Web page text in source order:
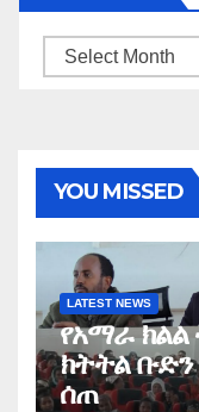
Archives
YOU MISSED
LATEST NEWS
የአማራ ክልል
ክትትል
ሰጠ